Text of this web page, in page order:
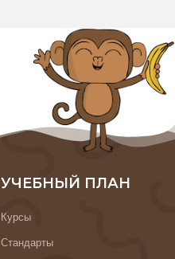
УЧЕБНЫЙ ПЛАН
Курсы
Стандарты